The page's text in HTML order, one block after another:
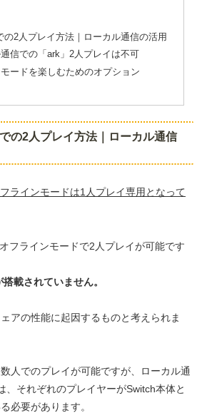
の2人プレイ方法｜ローカル通信の活用
信での「ark」2人プレイは不可
ードを楽しむためのオプション
の2人プレイ方法｜ローカル通信
ラインモードは1人プレイ専用となって
フラインモードで2人プレイが可能です
載されていません。
アの性能に起因するものと考えられま
人でのプレイが可能ですが、ローカル通
、それぞれのプレイヤーがSwitch本体と
必要があります。